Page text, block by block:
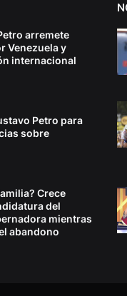
arremete
Venezuela y
internacional
Petro para
sobre
Crece
del
mientras
abandono